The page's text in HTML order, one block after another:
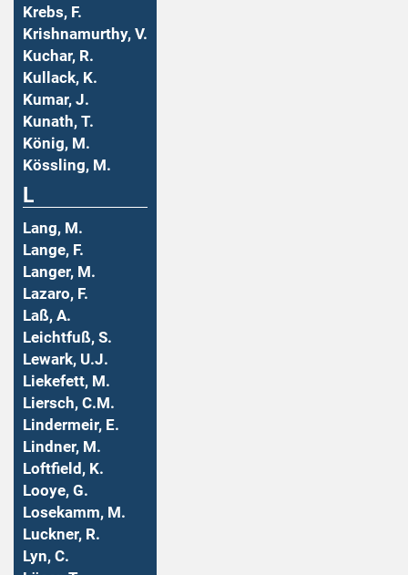
Krebs, F.
Krishnamurthy, V.
Kuchar, R.
Kullack, K.
Kumar, J.
Kunath, T.
König, M.
Kössling, M.
L
Lang, M.
Lange, F.
Langer, M.
Lazaro, F.
Laß, A.
Leichtfuß, S.
Lewark, U.J.
Liekefett, M.
Liersch, C.M.
Lindermeir, E.
Lindner, M.
Loftfield, K.
Looye, G.
Losekamm, M.
Luckner, R.
Lyn, C.